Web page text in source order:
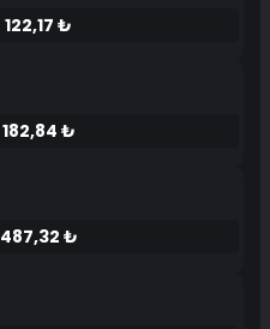
122,17 ₺
182,84 ₺
487,32 ₺